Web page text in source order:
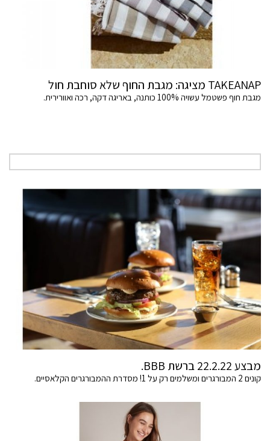
TAKEANAP מציגה: מגבת החוף שלא סוחבת חול
מגבת חוף פשטמל עשויה 100% כותנה, באריגה דקה, רכה ואוורירית.
מבצע 22.2.22 ברשת BBB.
קונים 2 המבורגרים ומשלמים רק על 1! מסדרת ההמבורגרים הקלאסיים.